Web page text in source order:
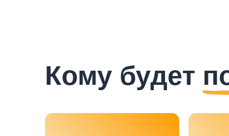
Кому будет